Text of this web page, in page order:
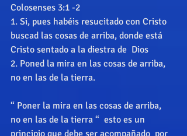
Colosenses 3:1 -2
1. Si, pues habéis resucitado con Cristo
buscad las cosas de arriba, donde está
Cristo sentado a la diestra de  Dios
2. Poned la mira en las cosas de arriba,
no en las de la tierra.
“ Poner la mira en las cosas de arriba,
no en las de la tierra “  esto es un
principio que debe ser acompañado  por